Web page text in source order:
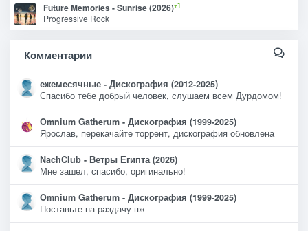
Future Memories - Sunrise (2026)+1
Progressive Rock
Комментарии
ежемесячные - Дискография (2012-2025)
Спасибо тебе добрый человек, слушаем всем Дурдомом!
Omnium Gatherum - Дискография (1999-2025)
Ярослав, перекачайте торрент, дискография обновлена
NachClub - Ветры Египта (2026)
Мне зашел, спасибо, оригинально!
Omnium Gatherum - Дискография (1999-2025)
Поставьте на раздачу пж